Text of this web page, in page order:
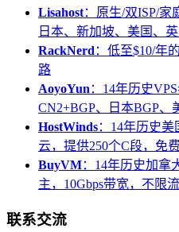
Lisahost：原生/双ISP/家
日本、新加坡、美国、英
RackNerd ：低至$10/年
路
AoyoYun ：14年历史
CN2+BGP、日本BGP、
HostWinds：14年历史
云，提供250个C段，免
BuyVM：14年历史加拿
主，10Gbps带宽，不限
联系交流